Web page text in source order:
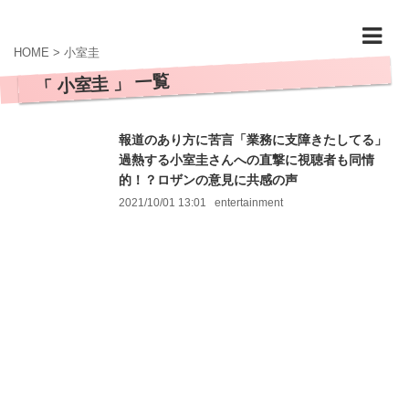
HOME > 小室圭
「 小室圭 」 一覧
報道のあり方に苦言「業務に支障きたしてる」
過熱する小室圭さんへの直撃に視聴者も同情
的！？ロザンの意見に共感の声
2021/10/01 13:01 entertainment